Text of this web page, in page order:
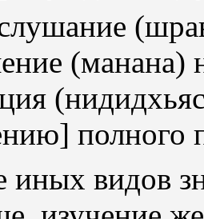
(манана)
полного
иных видов